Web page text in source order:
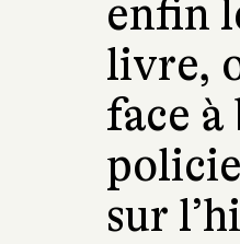
enfin
livre,
face à
sur